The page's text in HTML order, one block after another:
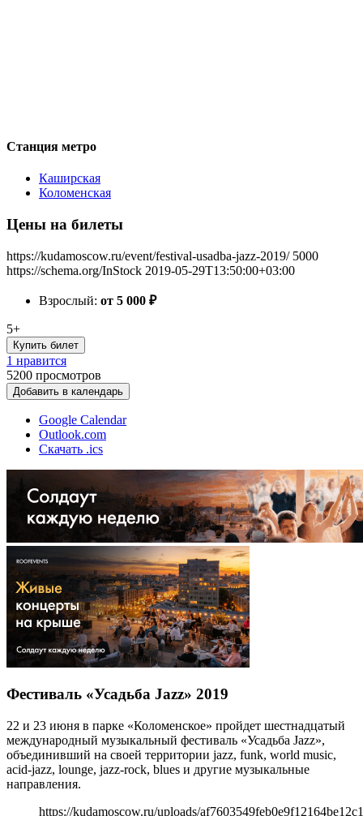
Станция метро
Каширская
Коломенская
Цены на билеты
https://kudamoscow.ru/event/festival-usadba-jazz-2019/ 5000
https://schema.org/InStock 2019-05-29T13:50:00+03:00
Взрослый: от 5 000 ₽
5+
Купить билет
1 нравится
5200 просмотров
Добавить в календарь
Google Calendar
Outlook.com
Скачать .ics
Фестиваль «Усадьба Jazz» 2019
22 и 23 июня в парке «Коломенское» пройдет шестнадцатый
международный музыкальный фестиваль «Усадьба Jazz»,
объединивший на своей территории jazz, funk, world music,
acid-jazz, lounge, jazz-rock, blues и другие музыкальные
направления.
https://kudamoscow.ru/uploads/